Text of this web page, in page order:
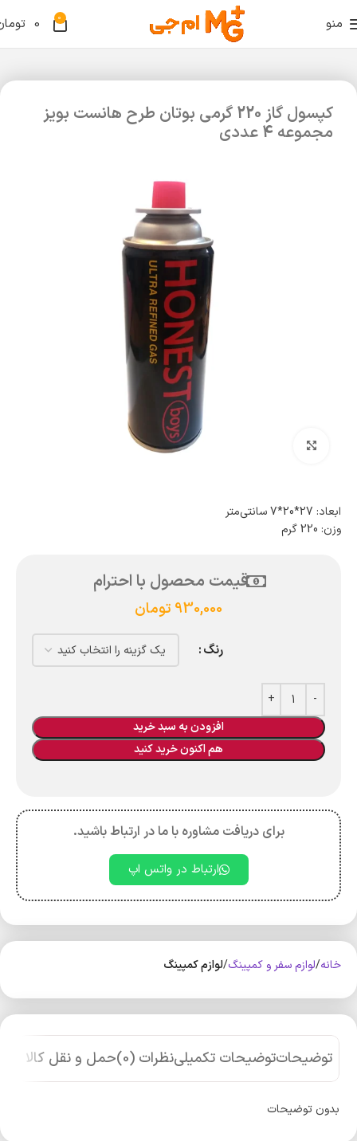
منو 0
0
کپسول گاز 220 گرمی بوتان طرح هانست بویز
مجموعه 4 عددی
ابعاد: 27*20*7 سانتی‌متر
وزن: 220 گرم
قیمت محصول با احترام
930,000 تومان
رنگ
افزودن به سبد خرید
هم اکنون خرید کنید
برای دریافت مشاوره با ما در ارتباط باشید.
ارتباط در واتس اپ
خانه لوازم سفر و کمپینگ لوازم کمپینگ
توضیحاتتوضیحات تکمیلینظرات (0) حمل و نقل کالا
بدون توضیحات